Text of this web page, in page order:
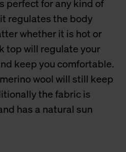
perfect for any kind of
regulates the body
whether it is hot or
top will regulate your
keep you comfortable.
wool will still keep
the fabric is
has a natural sun